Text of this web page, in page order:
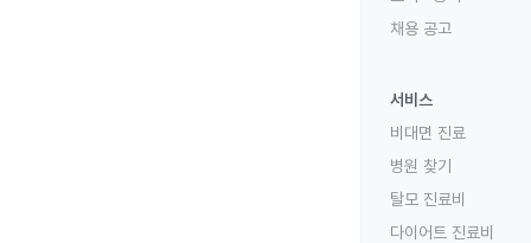
채용 공고
서비스
비대면 진료
병원 찾기
탈모 진료비
다이어트 진료비